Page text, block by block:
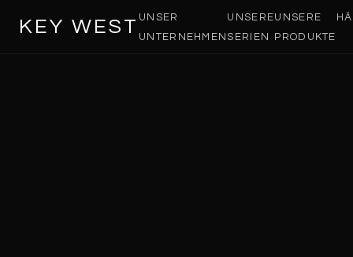
KEY WEST UNSER
UNTERNEHMEN
UNSERE
SERIEN
UNSERE
PRODUKTE